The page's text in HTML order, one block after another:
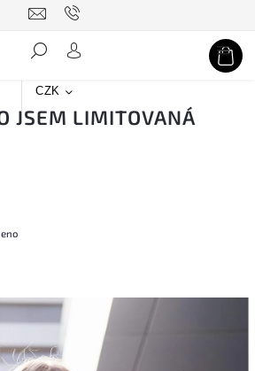
CZK
Hledat
JSEM LIMITOVANÁ